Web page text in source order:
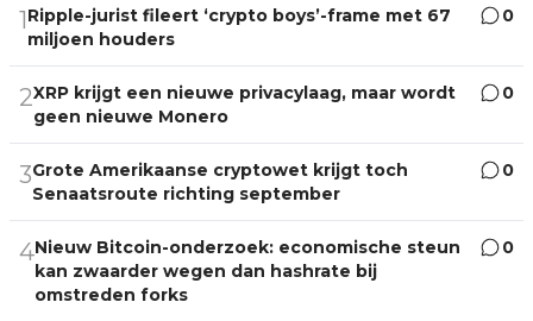
1 Ripple-jurist fileert ‘crypto boys’-frame met 67
miljoen houders
0
2XRP krijgt een nieuwe privacylaag, maar wordt
geen nieuwe Monero
0
3Grote Amerikaanse cryptowet krijgt toch
Senaatsroute richting september
0
4Nieuw Bitcoin-onderzoek: economische steun
kan zwaarder wegen dan hashrate bij
omstreden forks
0